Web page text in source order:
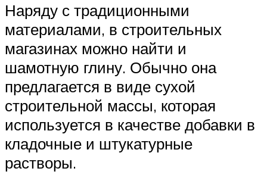
Наряду с традиционными
материалами, в строительных
магазинах можно найти и
шамотную глину. Обычно она
предлагается в виде сухой
строительной массы, которая
используется в качестве добавки в
кладочные и штукатурные
растворы.